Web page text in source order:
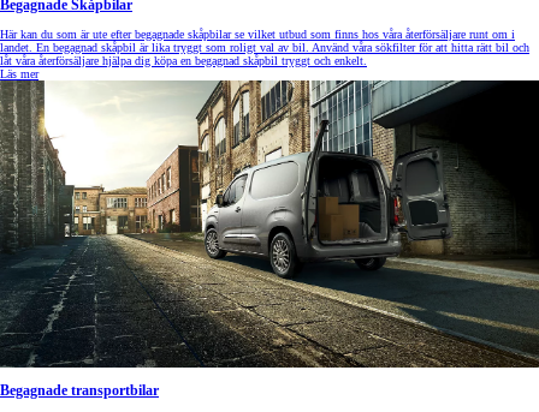
Begagnade Skåpbilar
Här kan du som är ute efter begagnade skåpbilar se vilket utbud som finns hos våra återförsäljare runt om i
landet. En begagnad skåpbil är lika tryggt som roligt val av bil. Använd våra sökfilter för att hitta rätt bil och
låt våra återförsäljare hjälpa dig köpa en begagnad skåpbil tryggt och enkelt.
Läs mer
Begagnade transportbilar